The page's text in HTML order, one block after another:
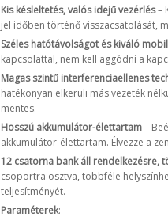
Kis késleltetés, valós idejű vezérlés–
jel időben történő visszacsatolását,
Széles hatótávolságot és kiváló
kapcsolattal, nem kell aggódni a
Magas szintű interferenciaellenes
hatékonyan elkerüli más vezeték
mentes.
Hosszú akkumulátor-élettartam–
akkumulátor-élettartam. Élvezze a
12 csatorna bank áll rendelkezésre,
csoportra osztva, többféle
teljesítményét.
Paraméterek: